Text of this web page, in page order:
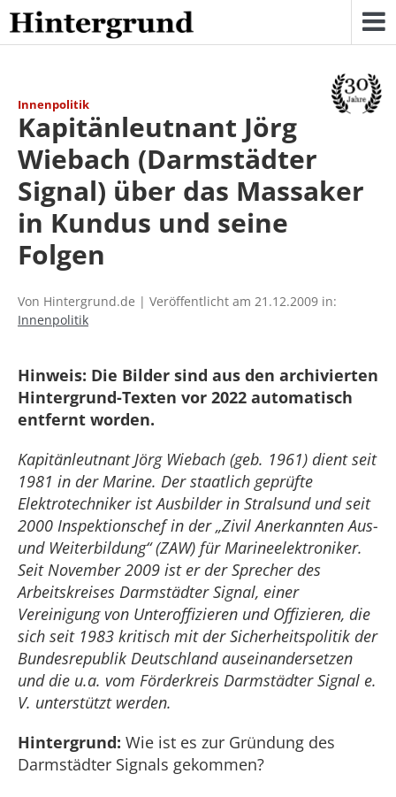
Skip
to
content
Innenpolitik
Kapitänleutnant Jörg
Wiebach (Darmstädter
Signal) über das Massaker
in Kundus und seine
Folgen
Von Hintergrund.de | Veröffentlicht am 21.12.2009 in:
Innenpolitik
Hinweis: Die Bilder sind aus den archivierten
Hintergrund-Texten vor 2022 automatisch
entfernt worden.
Kapitänleutnant Jörg Wiebach (geb. 1961) dient seit
1981 in der Marine. Der staatlich geprüfte
Elektrotechniker ist Ausbilder in Stralsund und seit
2000 Inspektionschef in der „Zivil Anerkannten Aus-
und Weiterbildung“ (ZAW) für Marineelektroniker.
Seit November 2009 ist er der Sprecher des
Arbeitskreises Darmstädter Signal, einer
Vereinigung von Unteroffizieren und Offizieren, die
sich seit 1983 kritisch mit der Sicherheitspolitik der
Bundesrepublik Deutschland auseinandersetzen
und die u.a. vom Förderkreis Darmstädter Signal e.
V. unterstützt werden.
Hintergrund: Wie ist es zur Gründung des
Darmstädter Signals gekommen?